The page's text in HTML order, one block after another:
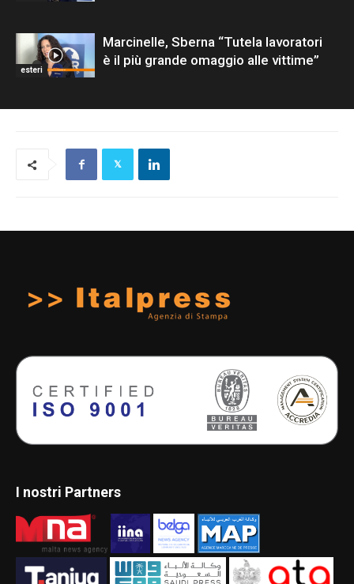
esteri
Marcinelle, Sberna “Tutela lavoratori
è il più grande omaggio alle vittime”
I nostri Partners